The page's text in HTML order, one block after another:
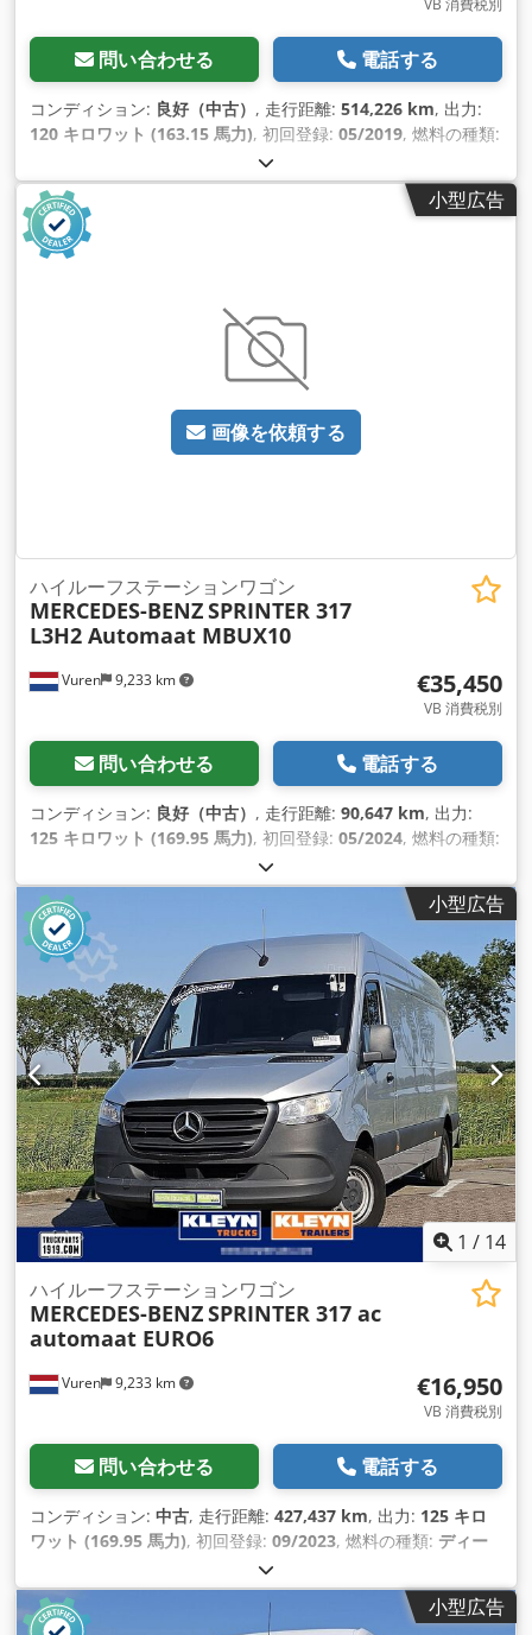
VB 消費税別
問い合わせる 電話する
コンディション: 良好（中古） , 走行距離: 514,226 km, 出力:
120 キロワット (163.15 馬力), 初回登録: 05/2019, 燃料の種類:
235/65R16
イールベース:3,670 mm, 燃料:ディーゼル, 色:白色, 運転席:
デイキャブ
, 排出クラス: ユーロ6, サ
スペンション:
mm, 全高:
ブレーキ・システム）, アップル CarPlay, エアコン, クルーズ
コントロール, セントラルロック, トラクションコントロール,
トレーラー連結装置, ナビゲーションシステム, ブルートゥース,
電動ウィンドウ調節, 電動ミラー,
小型広告
画像を依頼する
Vuren 9,233 km
ハイルーフステーションワゴン
MERCEDES-BENZSPRINTER 317
L3H2 Automaat MBUX10
€35,450
VB 消費税別
問い合わせる 電話する
コンディション: 良好（中古） , 走行距離: 90,647 km, 出力:
125 キロワット (169.95 馬力), 初回登録: 05/2024, 燃料の種類:
235/65R16
イールベース:4,330 mm, 燃料:ディーゼル, 色:白色, 運転席:
デイキャブ
オートマチック , 排出クラス: ユーロ6, サ
スペンション:
3, 全長:7,200 mm, 全幅:
mm, 全高:2,700 mm, 荷室長:4,300 mm , 荷室幅:1,780 mm,
荷室高:1,910 mm, 製造年:2024, 装備:ABS（アンチロック・
ブレーキ・システム）, エアコン, クルーズコントロール, シー
トヒーター, セントラルロック, トラクションコントロール, ト
レーラー連結装置, ナビゲーションシステム, ブルートゥース,
電動ウィンドウ調節, 電動ミラー,
小型広告
1 / 14
Vuren 9,233 km
ハイルーフステーションワゴン
MERCEDES-BENZSPRINTER 317 ac
automaat EURO6
€16,950
VB 消費税別
問い合わせる 電話する
コンディション: 中古, 走行距離: 427,437 km, 出力: 125 キロ
ワット (169.95 馬力), 初回登録: 09/2023, 燃料の種類: ディー
235/65R16, アクスル構成:
ベース:4,330 mm, 燃料:ディーゼル, 色:シルバー, 運転席:デ
イキャブ
オートマチック ユーロ6, サス
小型広告